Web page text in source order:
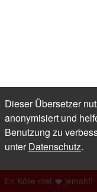
En Kölle met jemaht!
Dieser Übersetzer
anonymisiert und
Benutzung zu
unterDatenschutz.